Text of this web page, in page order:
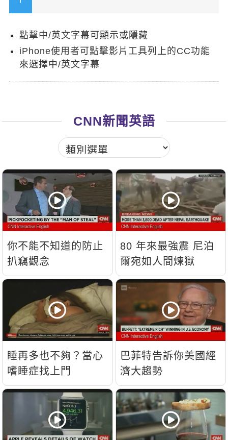
點擊中/英文字幕可顯示或隱藏
iPhone使用者可點擊影片工具列上的CC功能
來選擇中/英文字幕
CNN新聞英語
你不能不知道的防止
扒竊觀念
80 年來最強震 尼泊
爾宛如人間煉獄
睡再多也不夠？當心
嗜睡症找上門
巴菲特告訴你美國經
濟大趨勢